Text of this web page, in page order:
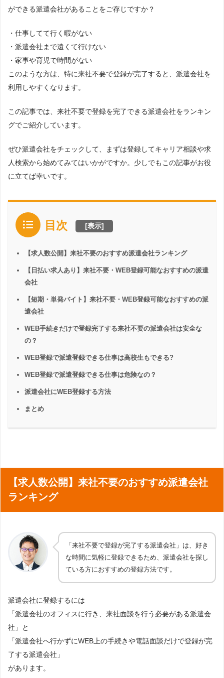
ができる派遣会社があることをご存じですか？
・仕事してて行く暇がない
・派遣会社まで遠くて行けない
・家事や育児で時間がない
このような方は、特に来社不要で登録が完了すると、派遣会社を
利用しやすくなります。
この記事では、来社不要で登録を完了できる派遣会社をランキン
グでご紹介しています。
ぜひ派遣会社をチェックして、まずは登録してキャリア相談や求
人検索から始めてみてはいかがですか。少しでもこの記事がお役
に立てば幸いです。
目次 [表示]
【求人数公開】来社不要のおすすめ派遣会社ランキング
【日払い求人あり】来社不要・WEB登録可能なおすすめの派遣
会社
【短期・単発バイト】来社不要・WEB登録可能なおすすめの派
遣会社
WEB手続きだけで登録完了する来社不要の派遣会社は安全な
の？
WEB登録で派遣登録できる仕事は高校生もできる?
WEB登録で派遣登録できる仕事は危険なの？
派遣会社にWEB登録する方法
まとめ
【求人数公開】来社不要のおすすめ派遣会社
ランキング
「来社不要で登録が完了する派遣会社」は、好き
な時間に気軽に登録できるため、派遣会社を探し
ている方におすすめの登録方法です。
派遣会社に登録するには
「派遣会社のオフィスに行き、来社面談を行う必要がある派遣会
社」と
「派遣会社へ行かずにWEB上の手続きや電話面談だけで登録が完
了する派遣会社」
があります。